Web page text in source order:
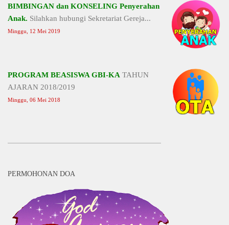
BIMBINGAN dan KONSELING Penyerahan
Anak. Silahkan hubungi Sekretariat Gereja...
Minggu, 12 Mei 2019
PROGRAM BEASISWA GBI-KA TAHUN
AJARAN 2018/2019
Minggu, 06 Mei 2018
PERMOHONAN DOA